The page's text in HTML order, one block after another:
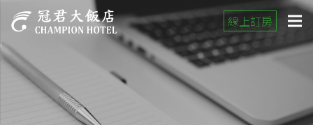
線上訂房